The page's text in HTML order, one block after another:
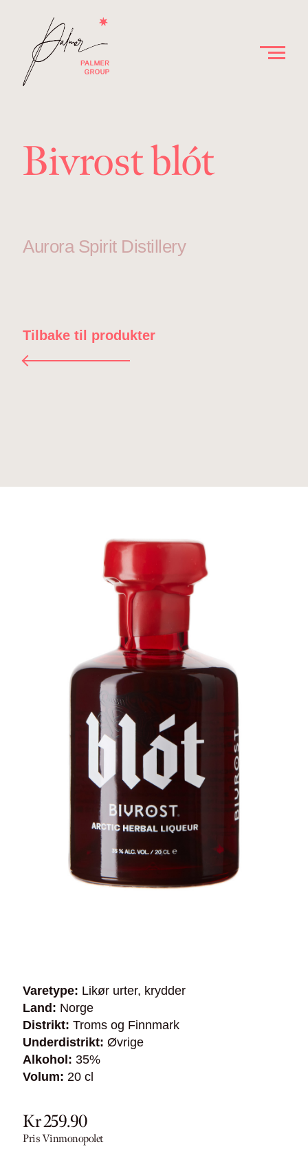
Bivrost blót
Aurora Spirit Distillery
Tilbake til produkter
Varetype: Likør urter, krydder
Land: Norge
Distrikt: Troms og Finnmark
Underdistrikt: Øvrige
Alkohol: 35%
Volum: 20 cl
Kr 259.90
Pris Vinmonopolet